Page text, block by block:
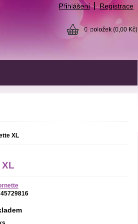
Přihlášení Registrace
0 položek (0,00 Kč)
XL